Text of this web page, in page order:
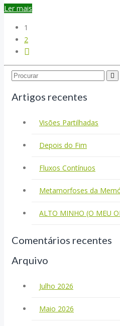
Ler mais
1
2
Search...
Artigos recentes
Visões Partilhadas
Depois do Fim
Fluxos Contínuos
Metamorfoses da
ALTO MINHO (O MEU
Comentários recentes
Arquivo
Julho 2026
Maio 2026